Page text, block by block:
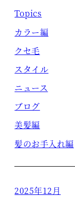
Topics
カラー編
クセ毛
スタイル
ニュース
ブログ
美髪編
髪のお手入れ編
2025年12月